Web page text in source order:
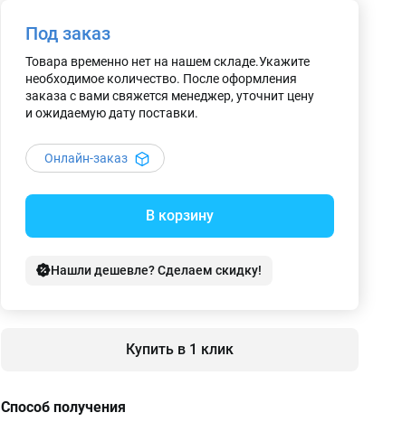
Под заказ
Товара временно нет на нашем складе.Укажите
необходимое количество. После оформления
заказа с вами свяжется менеджер, уточнит цену
и ожидаемую дату поставки.
Онлайн-заказ
В корзину
Нашли дешевле? Сделаем скидку!
Купить в 1 клик
Способ получения